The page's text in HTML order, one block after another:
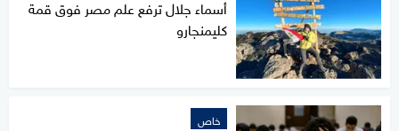
أسماء جلال ترفع علم مصر فوق قمة
كليمنجارو
خاص